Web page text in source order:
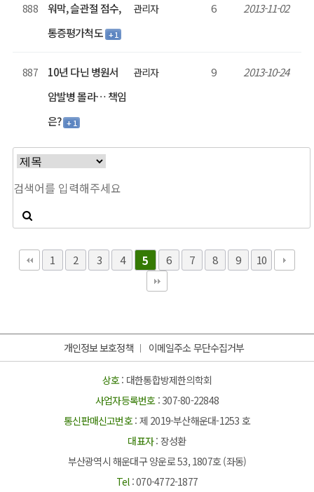
888
워막, 슬관절 점수,
통증평가척도 + 1
관리자 6 2013-11-02
887
10년 다닌 병원서
암발병 몰라… 책임
은? + 1
관리자 9 2013-10-24
1 2 3 4 5 6 7 8 9 10
개인정보 보호정책 이메일주소 무단수집거부
상호: 대한통합방제한의학회
사업자등록번호: 307-80-22848
통신판매신고번호: 제 2019-부산해운대-1253 호
대표자: 장성환
부산광역시 해운대구 양운로 53, 1807호 (좌동)
Tel: 070-4772-1877